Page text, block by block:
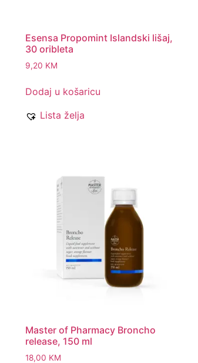
Esensa Propomint Islandski lišaj,
30 oribleta
9,20 KM
Dodaj u košaricu
Lista želja
Master of Pharmacy Broncho
release, 150 ml
18,00 KM